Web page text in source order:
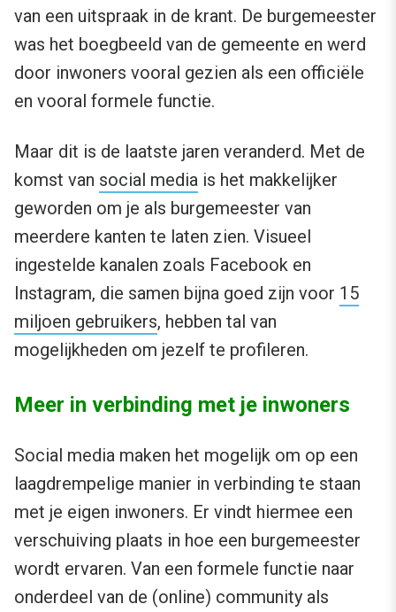
van een uitspraak in de krant. De burgemeester
was het boegbeeld van de gemeente en werd
door inwoners vooral gezien als een officiële
en vooral formele functie.
Maar dit is de laatste jaren veranderd. Met de
komst van social media is het makkelijker
geworden om je als burgemeester van
meerdere kanten te laten zien. Visueel
ingestelde kanalen zoals Facebook en
Instagram, die samen bijna goed zijn voor 15
miljoen gebruikers, hebben tal van
mogelijkheden om jezelf te profileren.
Meer in verbinding met je inwoners
Social media maken het mogelijk om op een
laagdrempelige manier in verbinding te staan
met je eigen inwoners. Er vindt hiermee een
verschuiving plaats in hoe een burgemeester
wordt ervaren. Van een formele functie naar
onderdeel van de (online) community als